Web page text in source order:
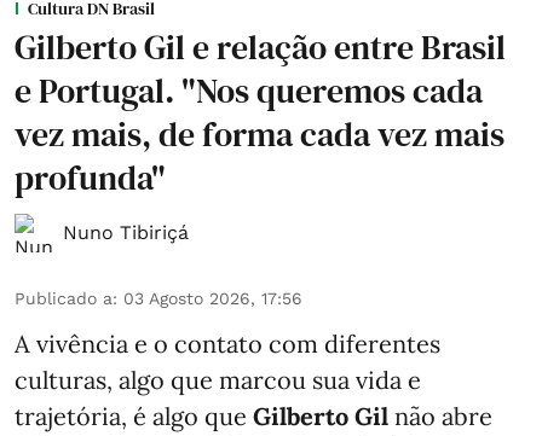
Cultura DN Brasil
Gilberto Gil e relação entre Brasil
e Portugal. "Nos queremos cada
vez mais, de forma cada vez mais
profunda"
Nuno Tibiriçá
Publicado a: 03 Agosto 2026, 17:56
A vivência e o contato com diferentes
culturas, algo que marcou sua vida e
trajetória, é algo que Gilberto Gil não abre